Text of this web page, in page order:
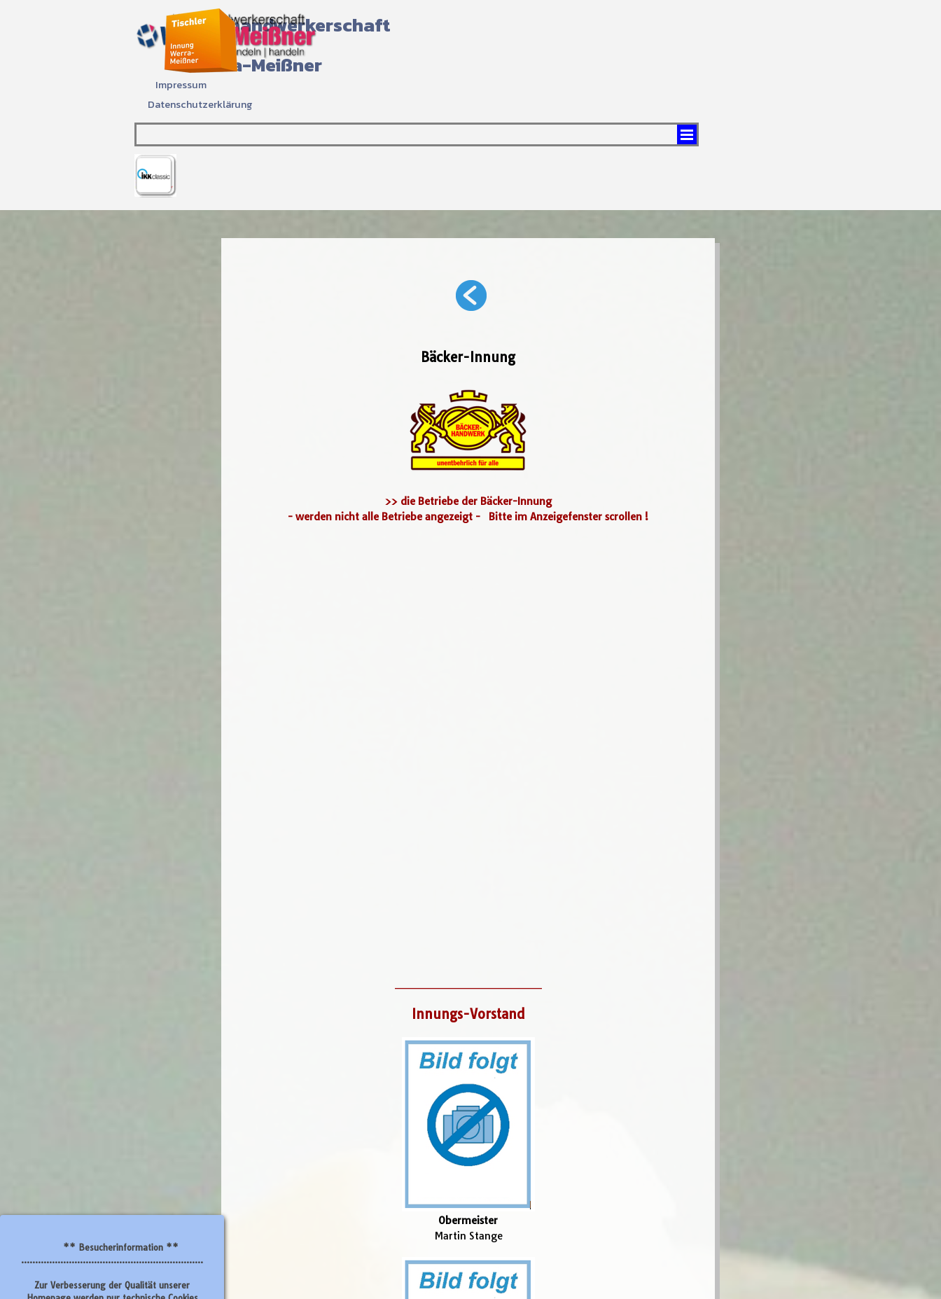
** Besucherinformation **
.................................................................
Zur Verbesserung der Qualität unserer
Kreishandwerkerschaft
Werra-Meißner
Impressum
Datenschutzerklärung
Menü überspringen
Bäcker-Innung
>> die Betriebe der Bäcker-Innung
- werden nicht alle Betriebe angezeigt - Bitte im Anzeigefenster scrollen !
Innungs-Vorstand
Obermeister
Martin Stange